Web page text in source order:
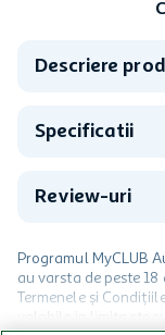
Descriere
Specificatii
Review-uri
Programul MyCLUB
au varsta de peste
Termenele și